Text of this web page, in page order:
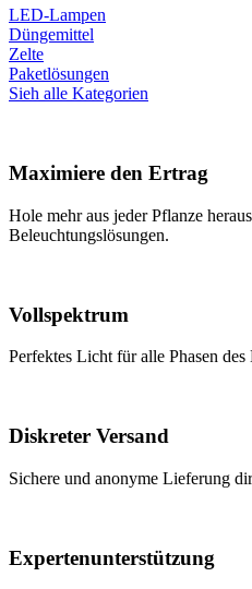
LED-Lampen
Düngemittel
Zelte
Paketlösungen
Sieh alle Kategorien
Maximiere den Ertrag
Hole mehr aus jeder Pflanze
Beleuchtungslösungen.
Vollspektrum
Perfektes Licht für alle Phasen
Diskreter Versand
Sichere und anonyme Lieferung
Expertenunterstützung